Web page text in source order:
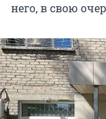
него, в свою